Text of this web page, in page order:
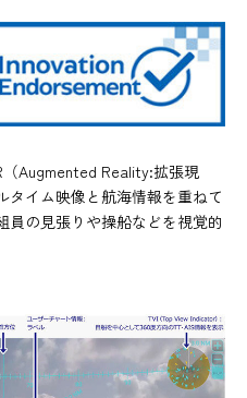
Augmented Reality:拡張現
タイム映像と航海情報を重ねて
員の見張りや操船などを視覚的